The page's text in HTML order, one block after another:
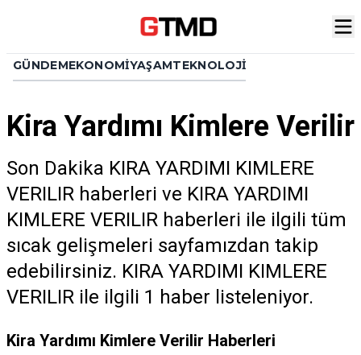
GÜNDEMEKONOMIYAŞAMTEKNOLOJI
Kira Yardımı Kimlere Verilir
Son Dakika KIRA YARDIMI KIMLERE
VERILIR haberleri ve KIRA YARDIMI
KIMLERE VERILIR haberleri ile ilgili tüm
sıcak gelişmeleri sayfamızdan takip
edebilirsiniz. KIRA YARDIMI KIMLERE
VERILIR ile ilgili 1 haber listeleniyor.
Kira Yardımı Kimlere Verilir Haberleri